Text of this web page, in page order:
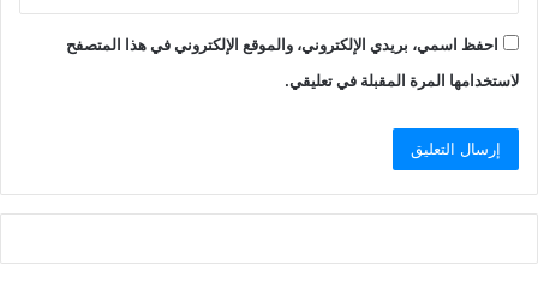
احفظ اسمي، بريدي الإلكتروني، والموقع الإلكتروني في هذا المتصفح
لاستخدامها المرة المقبلة في تعليقي.